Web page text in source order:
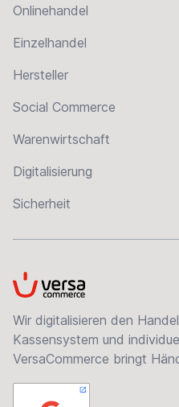
Onlinehandel
Einzelhandel
Hersteller
Social Commerce
Warenwirtschaft
Digitalisierung
Sicherheit
VersaCommerce
Wir digitalisieren den
Kassensystem und
VersaCommerce bringt